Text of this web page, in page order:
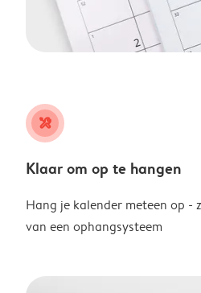
tools
Klaar om op te hangen
Hang je kalender meteen op -
van een ophangsysteem